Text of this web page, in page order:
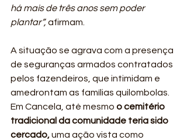
há mais de três anos sem poder
plantar”, afirmam.
A situação se agrava com a presença
de seguranças armados contratados
pelos fazendeiros, que intimidam e
amedrontam as famílias quilombolas.
Em Cancela, até mesmo o cemitério
tradicional da comunidade teria sido
cercado, uma ação vista como